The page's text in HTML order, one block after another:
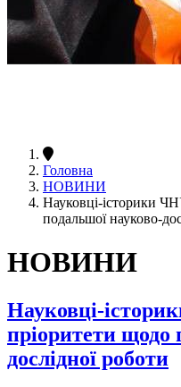
Головна
НОВИНИ
Науковці-історики
подальшої науково-
НОВИНИ
Науковці-
пріоритети щодо
дослідної роботи